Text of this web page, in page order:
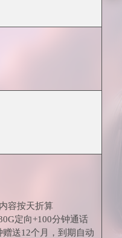
容按天折算
定向+100分钟通话
赠送12个月，到期自动